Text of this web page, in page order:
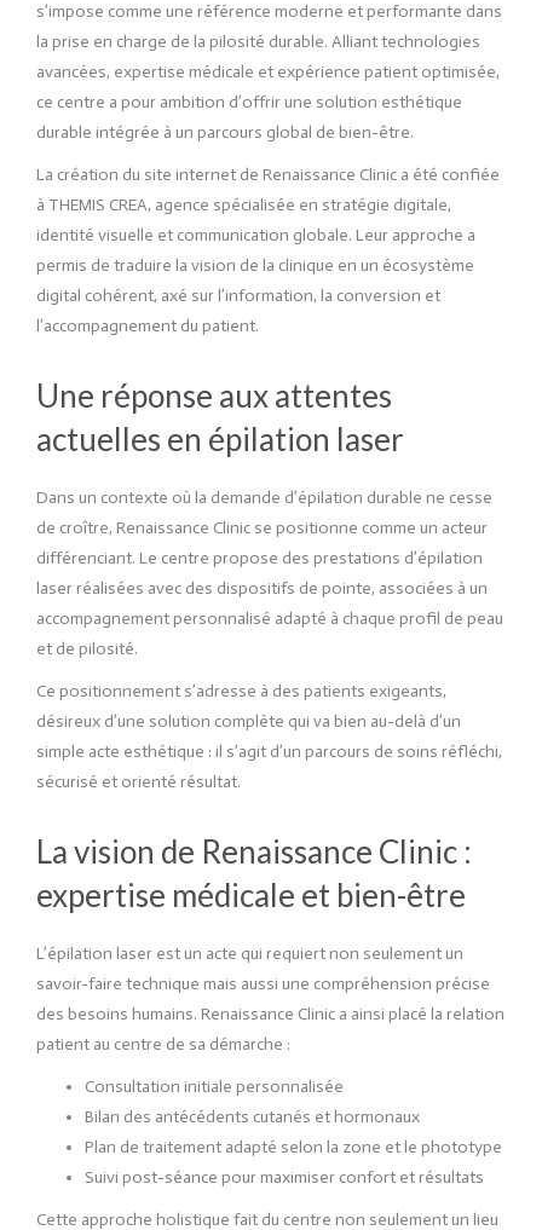
s’impose comme une référence moderne et performante dans
la prise en charge de la pilosité durable. Alliant technologies
avancées, expertise médicale et expérience patient optimisée,
ce centre a pour ambition d’offrir une solution esthétique
durable intégrée à un parcours global de bien-être.
La création du site internet de Renaissance Clinic a été confiée
à THEMIS CREA, agence spécialisée en stratégie digitale,
identité visuelle et communication globale. Leur approche a
permis de traduire la vision de la clinique en un écosystème
digital cohérent, axé sur l’information, la conversion et
l’accompagnement du patient.
Une réponse aux attentes
actuelles en épilation laser
Dans un contexte où la demande d’épilation durable ne cesse
de croître, Renaissance Clinic se positionne comme un acteur
différenciant. Le centre propose des prestations d’épilation
laser réalisées avec des dispositifs de pointe, associées à un
accompagnement personnalisé adapté à chaque profil de peau
et de pilosité.
Ce positionnement s’adresse à des patients exigeants,
désireux d’une solution complète qui va bien au-delà d’un
simple acte esthétique : il s’agit d’un parcours de soins réfléchi,
sécurisé et orienté résultat.
La vision de Renaissance Clinic :
expertise médicale et bien-être
L’épilation laser est un acte qui requiert non seulement un
savoir-faire technique mais aussi une compréhension précise
des besoins humains. Renaissance Clinic a ainsi placé la relation
patient au centre de sa démarche :
Consultation initiale personnalisée
Bilan des antécédents cutanés et hormonaux
Plan de traitement adapté selon la zone et le phototype
Suivi post-séance pour maximiser confort et résultats
Cette approche holistique fait du centre non seulement un lieu